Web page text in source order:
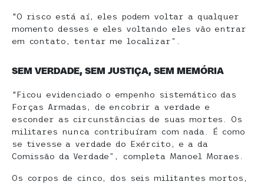
“O risco está aí, eles podem voltar a qualquer
momento desses e eles voltando eles vão entrar
em contato, tentar me localizar”.
SEM VERDADE, SEM JUSTIÇA, SEM MEMÓRIA
“Ficou evidenciado o empenho sistemático das
Forças Armadas, de encobrir a verdade e
esconder as circunstâncias de suas mortes. Os
militares nunca contribuíram com nada. É como
se tivesse a verdade do Exército, e a da
Comissão da Verdade”, completa Manoel Moraes.
Os corpos de cinco, dos seis militantes mortos,